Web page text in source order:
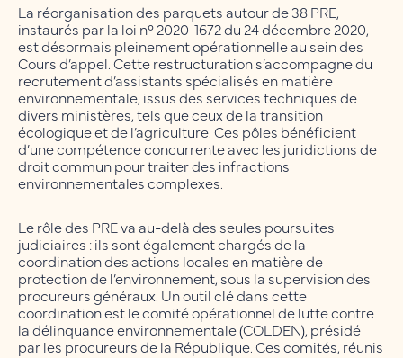
La réorganisation des parquets autour de 38 PRE,
instaurés par la loi n° 2020-1672 du 24 décembre 2020,
est désormais pleinement opérationnelle au sein des
Cours d’appel. Cette restructuration s’accompagne du
recrutement d’assistants spécialisés en matière
environnementale, issus des services techniques de
divers ministères, tels que ceux de la transition
écologique et de l’agriculture. Ces pôles bénéficient
d’une compétence concurrente avec les juridictions de
droit commun pour traiter des infractions
environnementales complexes.
Le rôle des PRE va au-delà des seules poursuites
judiciaires : ils sont également chargés de la
coordination des actions locales en matière de
protection de l’environnement, sous la supervision des
procureurs généraux. Un outil clé dans cette
coordination est le comité opérationnel de lutte contre
la délinquance environnementale (COLDEN), présidé
par les procureurs de la République. Ces comités, réunis